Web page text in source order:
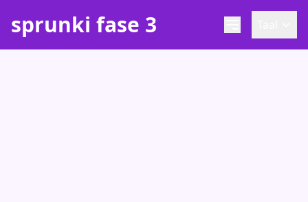
sprunki fase 3